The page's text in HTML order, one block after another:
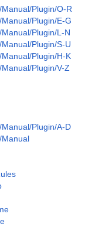
Plugin/O-R
Plugin/E-G
Plugin/L-N
Plugin/S-U
Plugin/H-K
Plugin/V-Z
Plugin/A-D
Manual